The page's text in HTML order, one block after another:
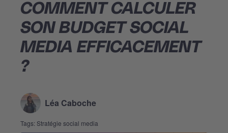
COMMENT CALCULER
SON BUDGET SOCIAL
MEDIA EFFICACEMENT
?
Léa Caboche
Tags: Stratégie social media